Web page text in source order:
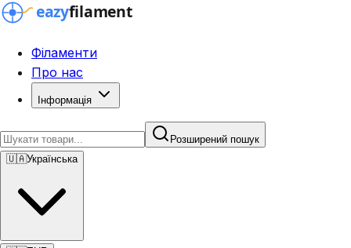
Філаменти
Про нас
Інформація
Розширений пошук
🇺🇦Українська